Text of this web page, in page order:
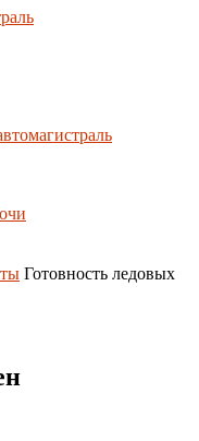
Готовность ледовых